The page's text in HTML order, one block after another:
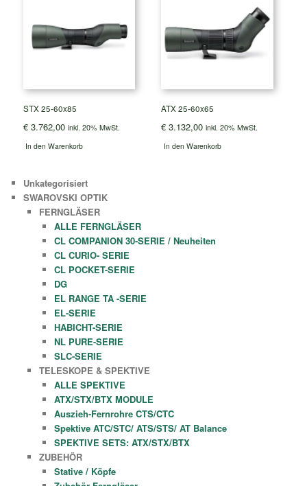
STX 25-60x85
€ 3.762,00 inkl. 20% MwSt.
In den Warenkorb
ATX 25-60x65
€ 3.132,00 inkl. 20% MwSt.
In den Warenkorb
Unkategorisiert
SWAROVSKI OPTIK
FERNGLÄSER
ALLE FERNGLÄSER
CL COMPANION 30-SERIE / Neuheiten
CL CURIO- SERIE
CL POCKET-SERIE
DG
EL RANGE TA -SERIE
EL-SERIE
HABICHT-SERIE
NL PURE-SERIE
SLC-SERIE
TELESKOPE & SPEKTIVE
ALLE SPEKTIVE
ATX/STX/BTX MODULE
Auszieh-Fernrohre CTS/CTC
Spektive ATC/STC/ ATS/STS/ AT Balance
SPEKTIVE SETS: ATX/STX/BTX
ZUBEHÖR
Stative / Köpfe